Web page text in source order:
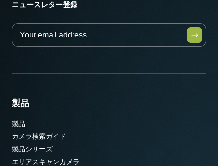
ニュースレター登録
製品
製品
カメラ検索ガイド
製品シリーズ
エリアスキャンカメラ